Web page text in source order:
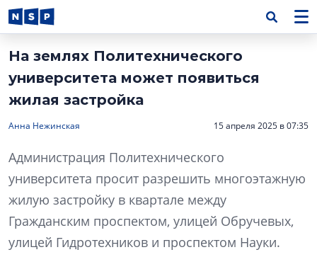
На землях Политехнического
университета может появиться
жилая застройка
Анна Нежинская 15 апреля 2025 в 07:35
Администрация Политехнического
университета просит разрешить многоэтажную
жилую застройку в квартале между
Гражданским проспектом, улицей Обручевых,
улицей Гидротехников и проспектом Науки.